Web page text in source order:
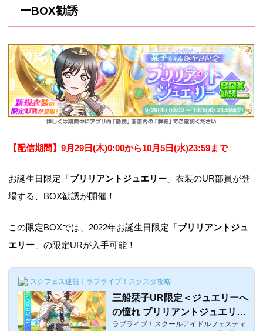
ーBOX勧誘
【配信期間】9月29 日(木)0:00から10月5日(水)23:59まで
お誕生日限定「ブリリアントジュエリー 」衣装のUR部員が登
場する、BOX勧誘が開催！
この限定BOXでは、2022年お誕生日限定「ブリリアントジュ
エリー 」の限定URが入手可能！
スクフェス速報｜ラブライブ！スクスタ攻略
三船栞子UR限定＜ジュエリーへ
の憧れ ブリリアントジュエリー
＞画像と特技と評価【ラブライ
ラブライブ！スクールアイドルフェスティ